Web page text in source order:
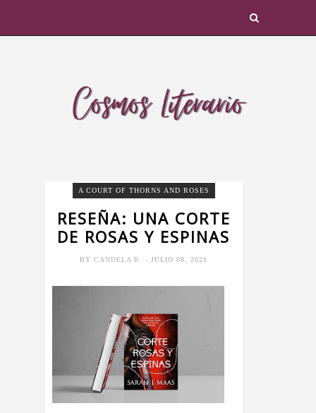
A COURT OF THORNS AND ROSES
RESEÑA: UNA CORTE
DE ROSAS Y ESPINAS
BYCANDELA R.- JULIO 08, 2021